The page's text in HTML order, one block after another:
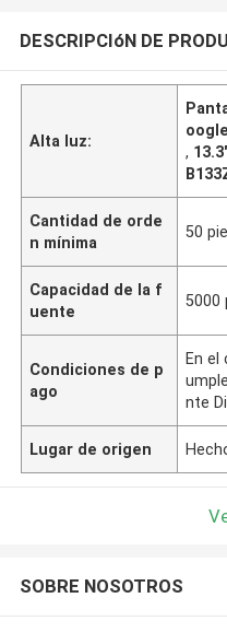
DESCRIPCIóN DE
Alta luz:
,
Cantidad de orde
n mínima
50
Capacidad de la f
uente
5000
Condiciones de p
ago
En el
nte
Lugar de origen
SOBRE NOSOTROS